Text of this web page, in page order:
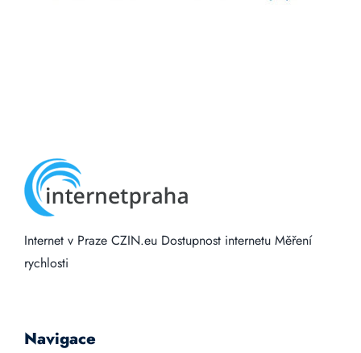
Internet v Praze CZIN.eu Dostupnost internetu Měření
rychlosti
Navigace